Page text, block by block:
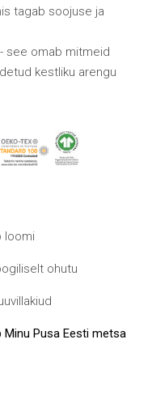
tagab soojuse ja
see omab mitmeid
kestliku arengu
loomi
ohutu
Minu Pusa Eesti metsa